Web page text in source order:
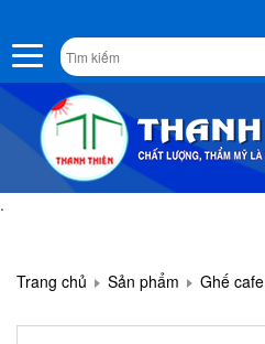
Toggle
navigation
.
Trang chủ Sản phẩm Ghế cafe